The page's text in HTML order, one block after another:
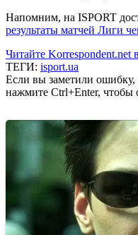
Напомним, на ISPORT
результаты матчей Лиги
Читайте Korrespondent.net
ТЕГИ: isport.ua
Если вы заметили ошибку,
нажмите Ctrl+Enter, чтобы